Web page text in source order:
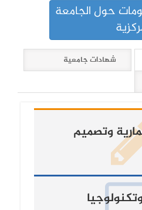
حول الجامعة
شهادات جامعية
وتصميم